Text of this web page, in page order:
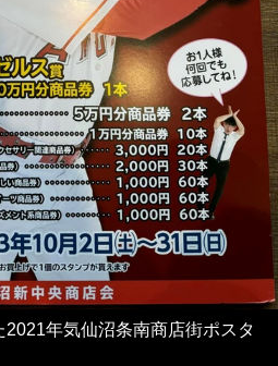
年気仙沼条南商店街ポスタ